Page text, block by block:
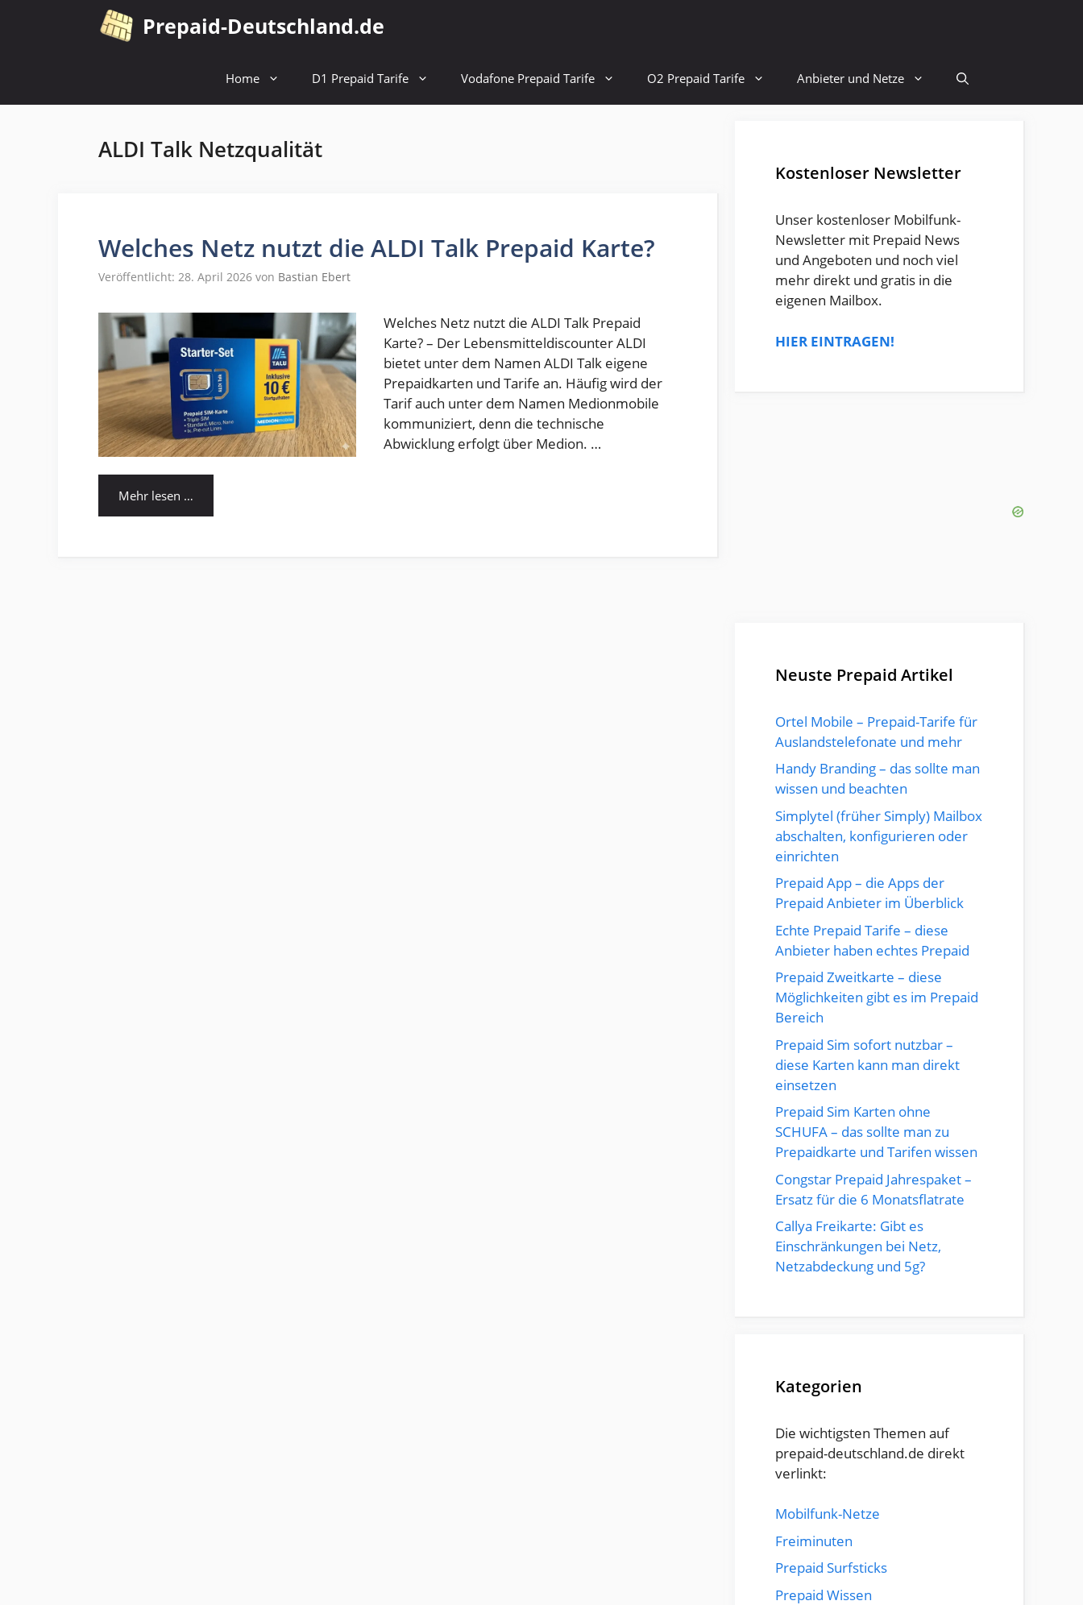
Prepaid-Deutschland.de
Home D1 Prepaid Tarife Vodafone Prepaid Tarife O2 Prepaid Tarife Anbieter und Netze
ALDI Talk Netzqualität
Welches Netz nutzt die ALDI Talk Prepaid Karte?
Veröffentlicht: 28. April 2026 von Bastian Ebert
Welches Netz nutzt die ALDI Talk Prepaid
Karte? – Der Lebensmitteldiscounter ALDI
bietet unter dem Namen ALDI Talk eigene
Prepaidkarten und Tarife an. Häufig wird der
Tarif auch unter dem Namen Medionmobile
kommuniziert, denn die technische
Abwicklung erfolgt über Medion. …
Mehr lesen …
Kostenloser Newsletter
Unser kostenloser Mobilfunk-
Newsletter mit Prepaid News
und Angeboten und noch viel
mehr direkt und gratis in die
eigenen Mailbox.
HIER EINTRAGEN!
Neuste Prepaid Artikel
Ortel Mobile – Prepaid-Tarife für
Auslandstelefonate und mehr
Handy Branding – das sollte man
wissen und beachten
Simplytel (früher Simply) Mailbox
abschalten, konfigurieren oder
einrichten
Prepaid App – die Apps der
Prepaid Anbieter im Überblick
Echte Prepaid Tarife – diese
Anbieter haben echtes Prepaid
Prepaid Zweitkarte – diese
Möglichkeiten gibt es im Prepaid
Bereich
Prepaid Sim sofort nutzbar –
diese Karten kann man direkt
einsetzen
Prepaid Sim Karten ohne
SCHUFA – das sollte man zu
Prepaidkarte und Tarifen wissen
Congstar Prepaid Jahrespaket –
Ersatz für die 6 Monatsflatrate
Callya Freikarte: Gibt es
Einschränkungen bei Netz,
Netzabdeckung und 5g?
Kategorien
Die wichtigsten Themen auf
prepaid-deutschland.de direkt
verlinkt:
Mobilfunk-Netze
Freiminuten
Prepaid Surfsticks
Prepaid Wissen